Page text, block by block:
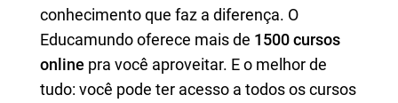
conhecimento que faz a diferença. O
Educamundo oferece mais de 1500 cursos
online pra você aproveitar. E o melhor de
tudo: você pode ter acesso a todos os cursos